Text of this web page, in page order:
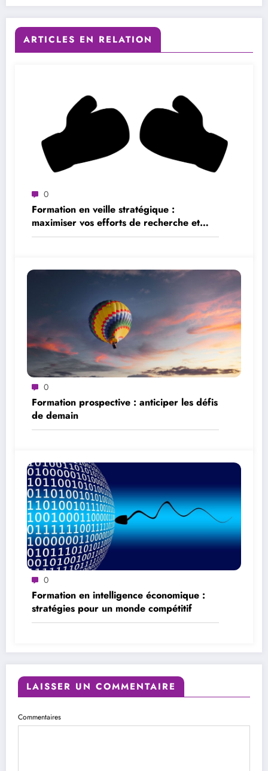
ARTICLES EN RELATION
0
Formation en veille stratégique :
maximiser vos efforts de recherche et
d’analyse
0
Formation prospective : anticiper les défis
de demain
0
Formation en intelligence économique :
stratégies pour un monde compétitif
LAISSER UN COMMENTAIRE
Commentaires